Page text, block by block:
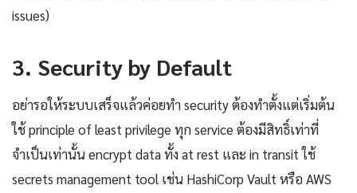
issues)
3. Security by Default
อย่ารอให้ระบบเสร็จแล้วค่อยทำ security ต้องทำตั้งแต่เริ่มต้น
ใช้ principle of least privilege ทุก service ต้องมีสิทธิ์เท่าที่
จำเป็นเท่านั้น encrypt data ทั้ง at rest และ in transit ใช้
secrets management tool เช่น HashiCorp Vault หรือ AWS